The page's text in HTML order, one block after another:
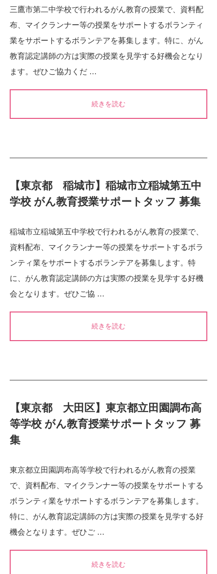
三鷹市第二中学校で行われるがん教育の授業で、資料配
布、マイクランナー等の授業をサポートするボランティ
業をサポートするボランテアを募集します。特に、がん
教育認定講師の方は実際の授業を見学する好機会となり
ます。ぜひご協力くだ …
続きを読む
【東京都 稲城市】稲城市立稲城第五中
学校 がん教育授業サポートタッフ 募集
稲城市立稲城第五中学校で行われるがん教育の授業で、
資料配布、マイクランナー等の授業をサポートするボラ
ンティ業をサポートするボランテアを募集します。特
に、がん教育認定講師の方は実際の授業を見学する好機
会となります。ぜひご協 …
続きを読む
【東京都 大田区】東京都立田園調布高
等学校 がん教育授業サポートタッフ 募
集
東京都立田園調布高等学校で行われるがん教育の授業
で、資料配布、マイクランナー等の授業をサポートする
ボランティ業をサポートするボランテアを募集します。
特に、がん教育認定講師の方は実際の授業を見学する好
機会となります。ぜひご …
続きを読む